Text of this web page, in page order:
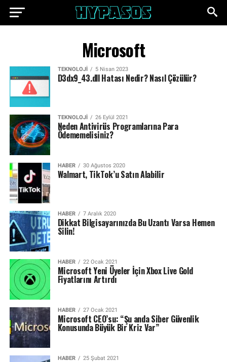
Microsoft
TEKNOLOJI 5 Nisan 2023
D3dx9_43.dll Hatası Nedir? Nasıl Çözülür?
TEKNOLOJI 26 Eylül 2021
Neden Antivirüs Programlarına Para
Ödememelisiniz?
HABER 30 Ağustos 2020
Walmart, TikTok’u Satın Alabilir
HABER 7 Aralık 2020
Dikkat Bilgisayarınızda Bu Uzantı Varsa Hemen
Silin!
HABER 22 Ocak 2021
Microsoft Yeni Üyeler İçin Xbox Live Gold
Fiyatlarını Artırdı
HABER 27 Ocak 2021
Microsoft CEO’su: “Şu anda Siber Güvenlik
Konusunda Büyük Bir Kriz Var”
HABER 25 Şubat 2021